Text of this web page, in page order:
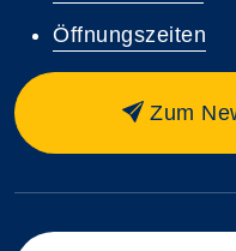
Öffnungszeiten
Zum